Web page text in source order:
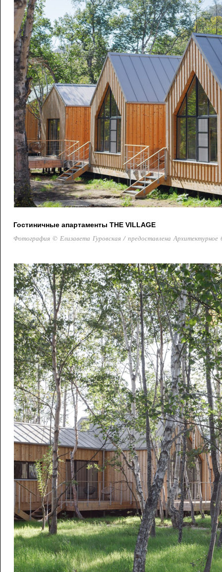
Гостиничные апартаменты THE VILLAGE
Фотография © Елизавета Гуровская / предоставлена Архитектурное